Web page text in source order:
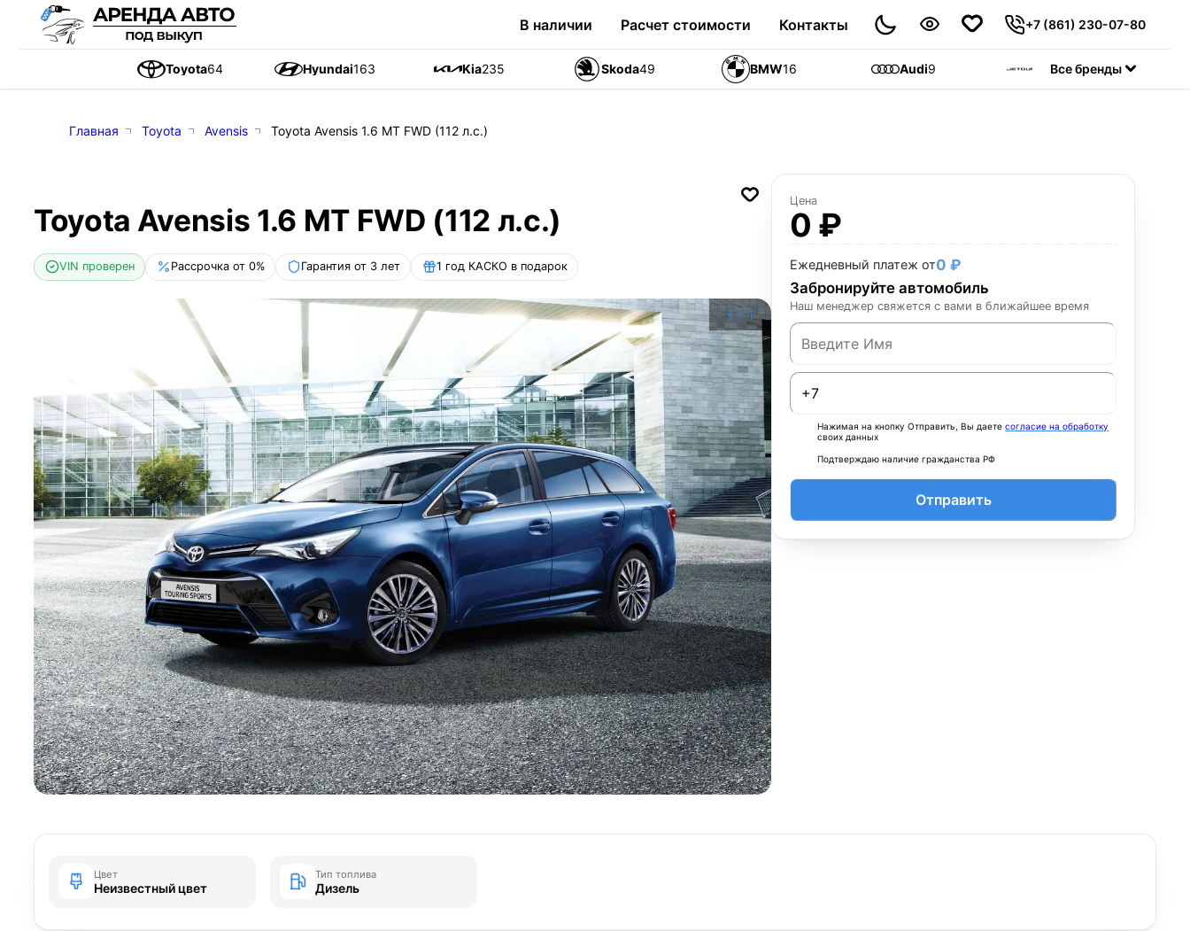
В наличии Расчет стоимости Контакты +7 (861) 230-07-80
Toyota64 Hyundai163 Kia235 Skoda49 BMW16 Audi9 Jetour55
Все бренды
Главная Toyota Avensis Toyota Avensis 1.6 MT FWD (112 л.с.)
Toyota Avensis 1.6 MT FWD (112 л.с.)
VIN проверен Рассрочка от 0% Гарантия от 3 лет 1 год КАСКО в подарок
1 /1
Цена
0 ₽
Ежедневный платеж от0 ₽
Забронируйте автомобиль
Наш менеджер свяжется с вами в ближайшее время
Нажимая на кнопку Отправить, Вы даетесогласие на обработку
своих данных
Подтверждаю наличие гражданства РФ
Отправить
Цвет
Неизвестный цвет
Тип топлива
Дизель